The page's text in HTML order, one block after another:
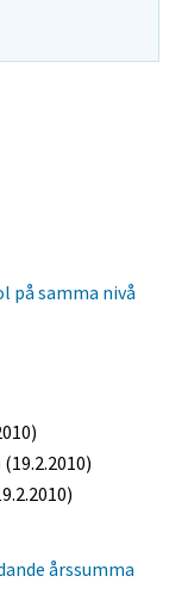
på samma nivå
(19.2.2010)
årssumma